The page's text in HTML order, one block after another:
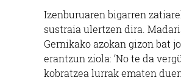
Izenburuaren bigarren
sustraia ulertzen dira.
Gernikako azokan gizon bat
erantzun ziola: ‘No te da
kobratzea lurrak ematen